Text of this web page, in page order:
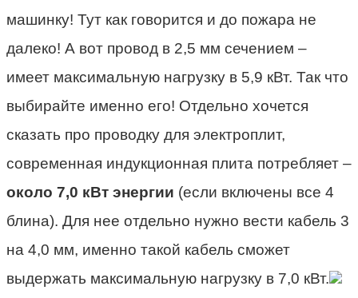
машинку! Тут как говорится и до пожара не
далеко! А вот провод в 2,5 мм сечением –
имеет максимальную нагрузку в 5,9 кВт. Так что
выбирайте именно его! Отдельно хочется
сказать про проводку для электроплит,
современная индукционная плита потребляет –
около 7,0 кВт энергии (если включены все 4
блина). Для нее отдельно нужно вести кабель 3
на 4,0 мм, именно такой кабель сможет
выдержать максимальную нагрузку в 7,0 кВт.